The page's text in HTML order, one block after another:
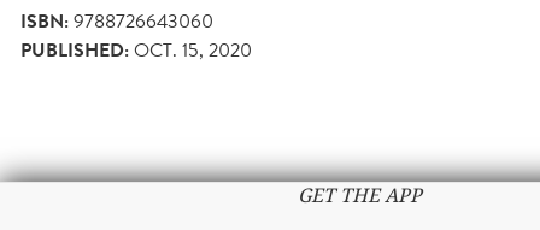
ISBN:9788726643060
PUBLISHED:OCT. 15, 2020
GET THE APP